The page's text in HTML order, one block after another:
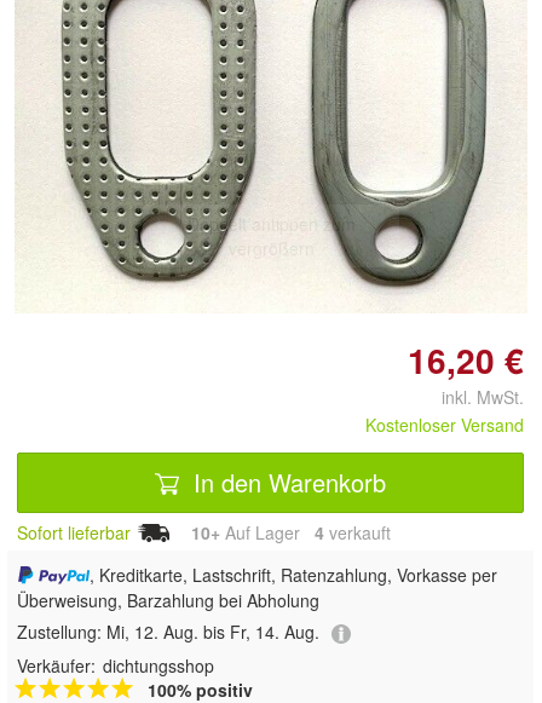
Doppelt antippen zum
vergrößern
16,20 €
inkl. MwSt.
Kostenloser Versand
In den Warenkorb
Sofort lieferbar 10+ Auf Lager 4 verkauft
, Kreditkarte, Lastschrift, Ratenzahlung, Vorkasse per
Überweisung, Barzahlung bei Abholung
Zustellung: Mi, 12. Aug. bis Fr, 14. Aug.
Verkäufer: dichtungsshop
100% positiv